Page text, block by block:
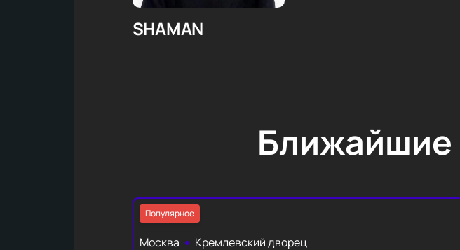
SHAMAN
Ближайшие
Популярное
Москва Кремлевский дворец